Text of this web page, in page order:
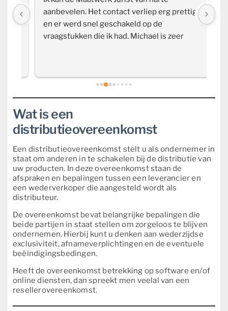
aanbevelen. Het contact verliep erg prettig
en er werd snel geschakeld op de
vraagstukken die ik had. Michael is zeer
Wat is een
distributieovereenkomst
Een distributieovereenkomst stelt u als ondernemer in
staat om anderen in te schakelen bij de distributie van
uw producten. In deze overeenkomst staan de
afspraken en bepalingen tussen een leverancier en
een wederverkoper die aangesteld wordt als
distributeur.
De overeenkomst bevat belangrijke bepalingen die
beide partijen in staat stellen om zorgeloos te blijven
ondernemen. Hierbij kunt u denken aan wederzijdse
exclusiviteit, afnameverplichtingen en de eventuele
beëindigingsbedingen.
Heeft de overeenkomst betrekking op software en/of
online diensten, dan spreekt men veelal van een
resellerovereenkomst.